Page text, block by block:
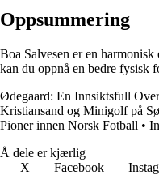
Oppsummering
Boa Salvesen er en
kan du oppnå en bedre fysisk
Ødegaard: En Innsiktsfull
Kristiansand og Minigolf på
Pioner innen Norsk Fotball •
Å dele er kjærlig
X
Facebook